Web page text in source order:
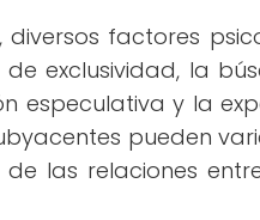
diversos factores
exclusividad, la
especulativa y la
pueden
las relaciones